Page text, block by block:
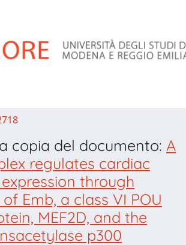
copia del documento: A
regulates cardiac
through
Emb, a class VI POU
MEF2D, and the
p300